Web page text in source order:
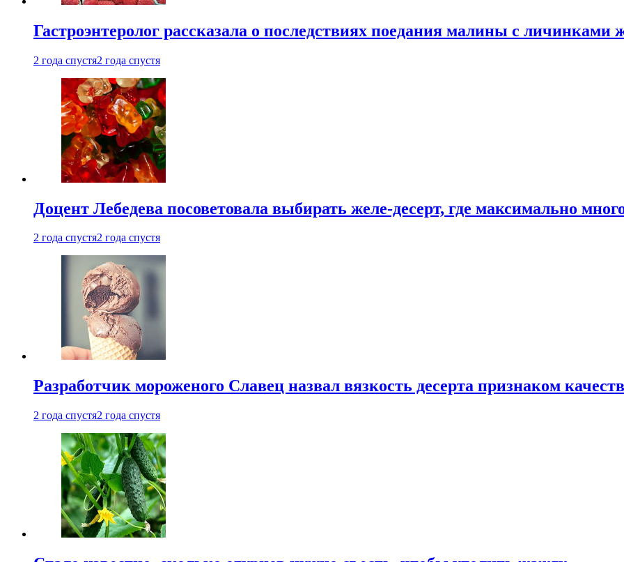
Гастроэнтеролог рассказала о последствиях поедания малины с личинками
2 года спустя2 года спустя
Доцент Лебедева посоветовала выбирать желе-десерт, где максимально
2 года спустя2 года спустя
Разработчик мороженого Славец назвал вязкость десерта признаком
2 года спустя2 года спустя